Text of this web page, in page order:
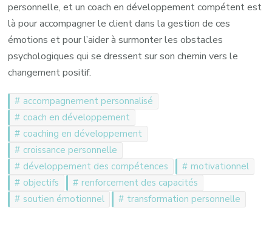
personnelle, et un coach en développement compétent est
là pour accompagner le client dans la gestion de ces
émotions et pour l’aider à surmonter les obstacles
psychologiques qui se dressent sur son chemin vers le
changement positif.
accompagnement personnalisé
coach en développement
coaching en développement
croissance personnelle
développement des compétences
motivationnel
objectifs
renforcement des capacités
soutien émotionnel
transformation personnelle